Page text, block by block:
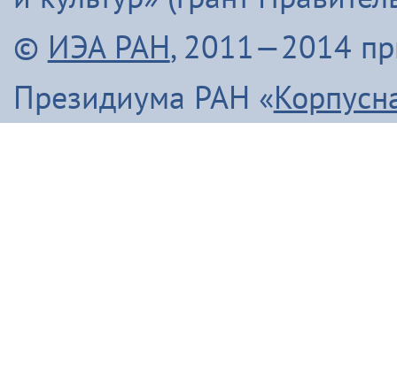
© ИЭА РАН, 2011—2014
Президиума РАН «